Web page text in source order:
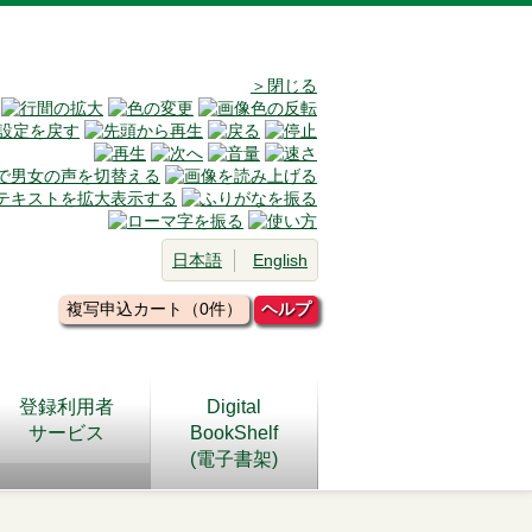
＞閉じる
日本語 English
複写申込カート（0件） ヘルプ
登録利用者
サービス
Digital
BookShelf
(電子書架)